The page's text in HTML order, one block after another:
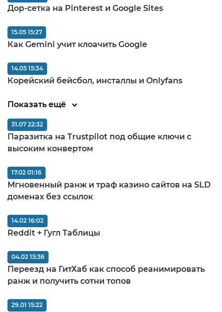
Дор-сетка на Pinterest и Google Sites
Как Gemini учит клоачить Google
15.05 15:27
Корейский бейсбол, инсталлы и Onlyfans
14.05 15:34
Показать ещё
Паразитка на Trustpilot под общие ключи с
высоким конвертом
31.07 22:32
Мгновенный ранж и траф казино сайтов на SLD
доменах без ссылок
17.02 01:16
Reddit + Гугл Таблицы
14.02 16:02
Переезд на ГитХаб как способ реанимировать
ранж и получить сотни топов
04.02 15:36
29.01 15:22